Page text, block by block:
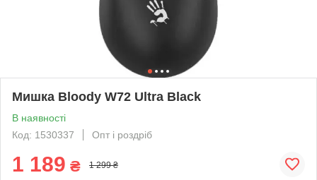
Мишка Bloody W72 Ultra Black
В наявності
Код: 1530337
Опт і роздріб
1 189 ₴ 1 299 ₴